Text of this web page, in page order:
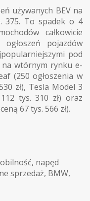
używanych BEV na
375. To spadek o 4
całkowicie
pojazdów
pod
na wtórnym rynku e-
(250 ogłoszenia w
zł), Tesla Model 3
tys. 310 zł) oraz
67 tys. 566 zł).
, napęd
sprzedaż, BMW,